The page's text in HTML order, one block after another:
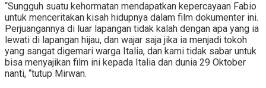
“Sungguh suatu kehormatan mendapatkan kepercayaan Fabio
untuk menceritakan kisah hidupnya dalam film dokumenter ini.
Perjuangannya di luar lapangan tidak kalah dengan apa yang ia
lewati di lapangan hijau, dan wajar saja jika ia menjadi tokoh
yang sangat digemari warga Italia, dan kami tidak sabar untuk
bisa menyajikan film ini kepada Italia dan dunia 29 Oktober
nanti, “tutup Mirwan.